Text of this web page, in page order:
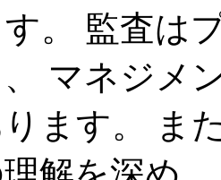
。 監査は
マネジメ
ます。 ま